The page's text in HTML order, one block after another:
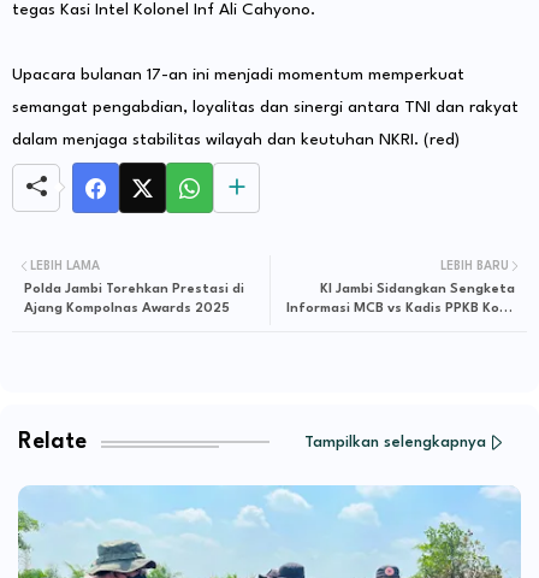
tegas Kasi Intel Kolonel Inf Ali Cahyono.
Upacara bulanan 17-an ini menjadi momentum memperkuat
semangat pengabdian, loyalitas dan sinergi antara TNI dan rakyat
dalam menjaga stabilitas wilayah dan keutuhan NKRI. (red)
LEBIH BARU
KI Jambi Sidangkan Sengketa
Informasi MCB vs Kadis PPKB Kota
LEBIH LAMA
Polda Jambi Torehkan Prestasi di
Ajang Kompolnas Awards 2025
Relate Tampilkan selengkapnya